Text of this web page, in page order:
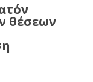
θέσεων